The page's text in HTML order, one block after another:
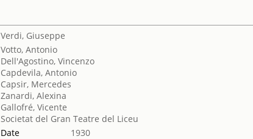
Verdi, Giuseppe
Votto, Antonio
Dell'Agostino, Vincenzo
Capdevila, Antonio
Capsir, Mercedes
Zanardi, Alexina
Gallofré, Vicente
Societat del Gran Teatre del Liceu
Date
1930